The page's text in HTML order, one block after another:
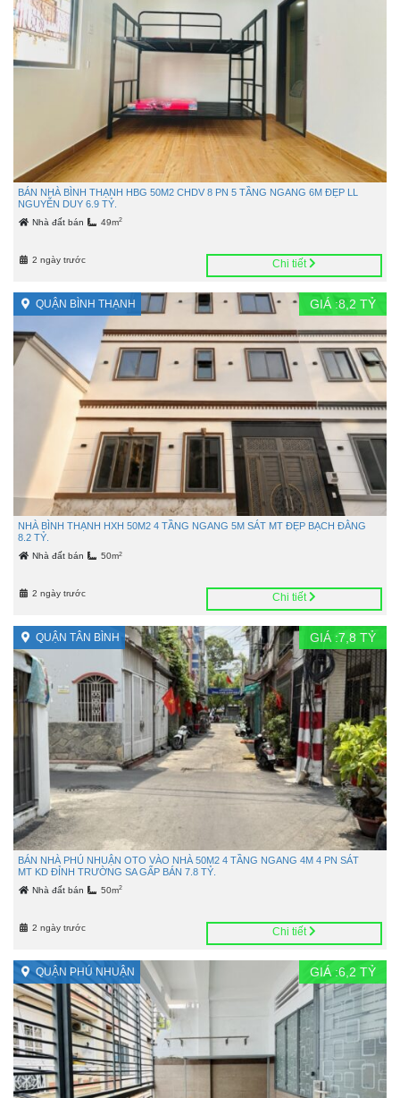
BÁN NHÀ BÌNH THẠNH HBG 50M2 CHDV 8 PN 5 TẦNG NGANG 6M ĐẸP LL
NGUYỄN DUY 6.9 TỶ.
Nhà đất bán 49m2
2 ngày trước Chi tiết
QUẬN BÌNH THẠNH GIÁ :8,2 TỶ
NHÀ BÌNH THẠNH HXH 50M2 4 TẦNG NGANG 5M SÁT MT ĐẸP BẠCH ĐẰNG
8.2 TỶ.
Nhà đất bán 50m2
2 ngày trước Chi tiết
QUẬN TÂN BÌNH GIÁ :7,8 TỶ
BÁN NHÀ PHÚ NHUẬN OTO VÀO NHÀ 50M2 4 TẦNG NGANG 4M 4 PN SÁT
MT KD ĐỈNH TRƯỜNG SA GẤP BÁN 7.8 TỶ.
Nhà đất bán 50m2
2 ngày trước Chi tiết
QUẬN PHÚ NHUẬN GIÁ :6,2 TỶ